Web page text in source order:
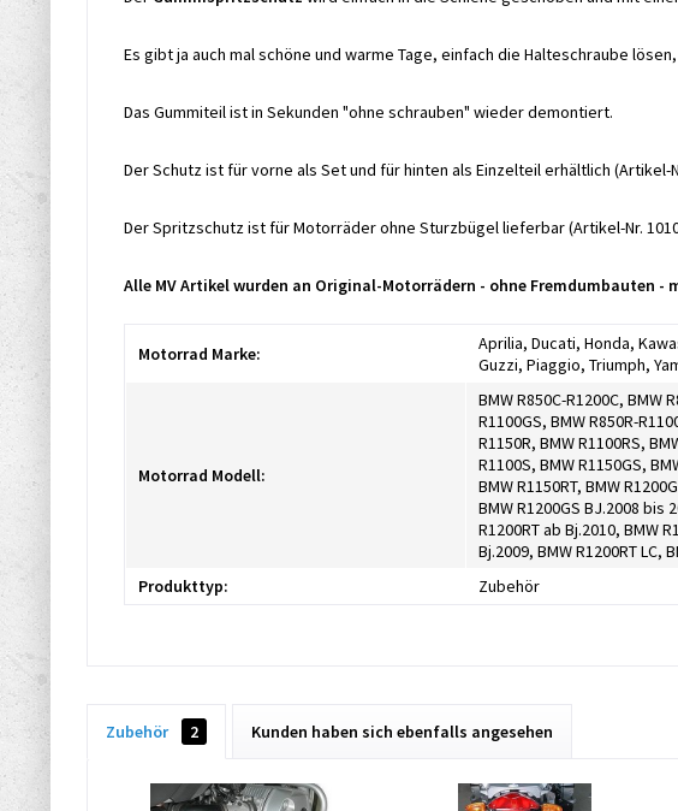
Es gibt ja auch mal schöne und warme Tage, einfach die Halteschraube
Das Gummiteil ist in Sekunden "ohne schrauben" wieder demontiert.
Der Schutz ist für vorne als Set und für hinten als Einzelteil erhältlich (Artikel-
Der Spritzschutz ist für Motorräder ohne Sturzbügel lieferbar (Artikel-Nr.
Alle MV Artikel wurden an Original-Motorrädern - ohne Fremdumbauten
Motorrad Marke:
Aprilia, Ducati, Honda,
Guzzi, Piaggio, Triumph,
Motorrad Modell:
BMW R850C-R1200C, BMW
R1100GS, BMW R850R-
R1150R, BMW R1100RS,
R1100S, BMW R1150GS,
BMW R1150RT, BMW
BMW R1200GS BJ.2008 bis
R1200RT ab Bj.2010, BMW
Bj.2009, BMW R1200RT LC,
Produkttyp:
Zubehör
Zubehör 2 Kunden haben sich ebenfalls angesehen